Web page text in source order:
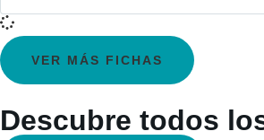
VER MÁS FICHAS
Descubre todos